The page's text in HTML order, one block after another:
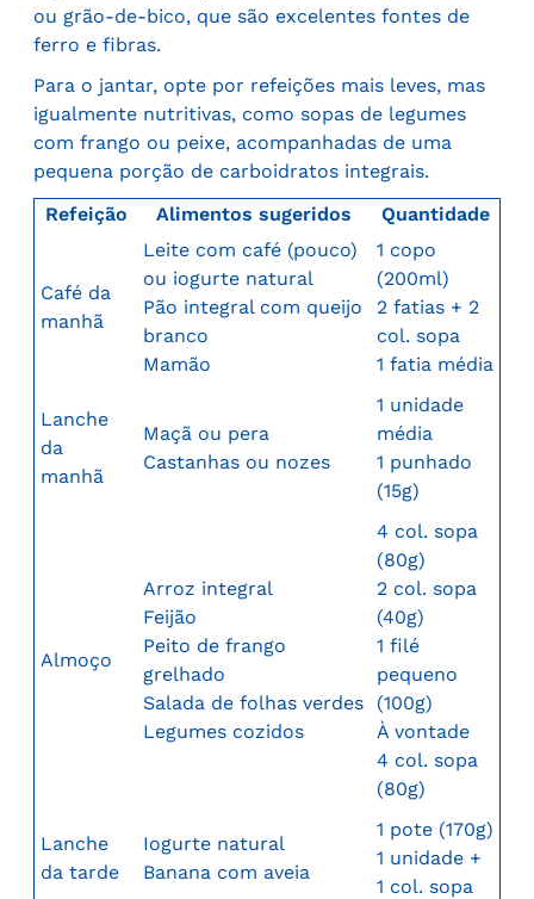
ou grão-de-bico, que são excelentes fontes de
ferro e fibras.
Para o jantar, opte por refeições mais leves, mas
igualmente nutritivas, como sopas de legumes
com frango ou peixe, acompanhadas de uma
pequena porção de carboidratos integrais.
Refeição
Alimentos sugeridos Quantidade
Café da
manhã
Leite com café (pouco)
ou iogurte natural
Pão integral com queijo
branco
Mamão
1 copo
(200ml)
2 fatias + 2
col. sopa
1 fatia média
Lanche
da
manhã
Maçã ou pera
Castanhas ou nozes
1 unidade
média
1 punhado
(15g)
Almoço
Arroz integral
Feijão
Peito de frango
grelhado
Salada de folhas verdes
Legumes cozidos
4 col. sopa
(80g)
2 col. sopa
(40g)
1 filé
pequeno
(100g)
À vontade
4 col. sopa
(80g)
Lanche
da tarde
Iogurte natural
Banana com aveia
1 pote (170g)
1 unidade +
1 col. sopa